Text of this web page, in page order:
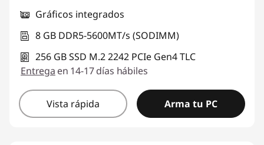
Gráficos integrados
8 GB DDR5-5600MT/s (SODIMM)
256 GB SSD M.2 2242 PCIe Gen4 TLC
Entrega en 14-17 días hábiles
Vista rápida Arma tu PC